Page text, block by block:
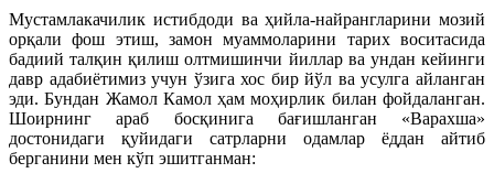
Мустамлакачилик истибдоди ва ҳийла-найрангларини мозий
орқали фош этиш, замон муаммоларини тарих воситасида
бадиий талқин қилиш олтмишинчи йиллар ва ундан кейинги
давр адабиётимиз учун ўзига хос бир йўл ва усулга айланган
эди. Бундан Жамол Камол ҳам моҳирлик билан фойдаланган.
Шоирнинг араб босқинига бағишланган «Варахша»
достонидаги қуйидаги сатрларни одамлар ёддан айтиб
берганини мен кўп эшитганман: